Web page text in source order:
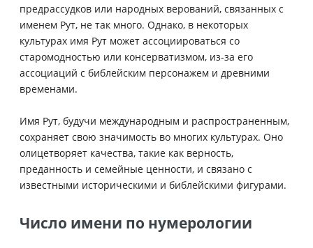
предрассудков или народных верований, связанных с
именем Рут, не так много. Однако, в некоторых
культурах имя Рут может ассоциироваться со
старомодностью или консерватизмом, из-за его
ассоциаций с библейским персонажем и древними
временами.
Имя Рут, будучи международным и распространенным,
сохраняет свою значимость во многих культурах. Оно
олицетворяет качества, такие как верность,
преданность и семейные ценности, и связано с
известными историческими и библейскими фигурами.
Число имени по нумерологии